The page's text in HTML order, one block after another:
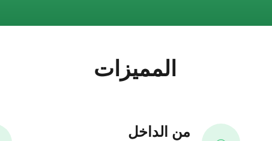
المميزات
من الداخل